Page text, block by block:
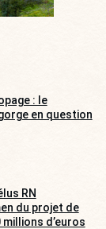
: le
en question
RN
du projet de
millions d’euros